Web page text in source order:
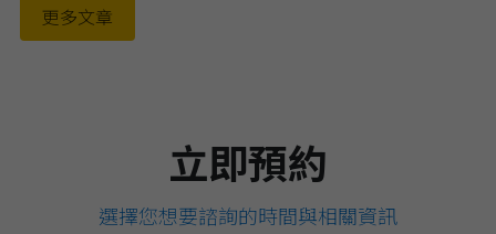
更多文章
立即預約
選擇您想要諮詢的時間與相關資訊